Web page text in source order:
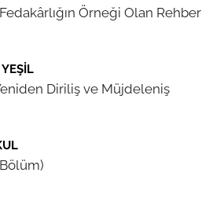
Örneği Olan Rehber
Diriliş ve Müjdeleniş